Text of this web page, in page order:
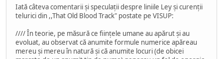
Iată câteva comentarii și speculații despre liniile Ley și curenții
telurici din ,,That Old Blood Track" postate pe VISUP:
//// În teorie, pe măsură ce ființele umane au apărut și au
evoluat, au observat că anumite formule numerice apăreau
mereu și mereu în natură și că anumite locuri (de obicei